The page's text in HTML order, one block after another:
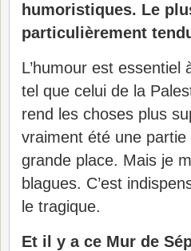
humoristiques. Le
particulièrement
L’humour est
tel que celui de la
rend les choses plus
vraiment été une
grande place. Mais je
blagues. C’est
le tragique.
Et il y a ce Mur de